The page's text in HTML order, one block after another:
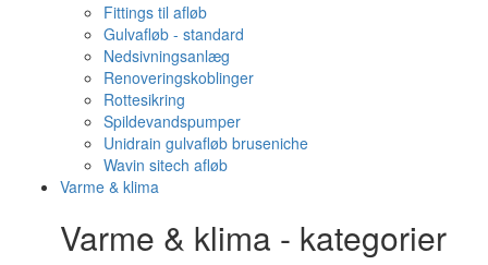
Fittings til afløb
Gulvafløb - standard
Nedsivningsanlæg
Renoveringskoblinger
Rottesikring
Spildevandspumper
Unidrain gulvafløb bruseniche
Wavin sitech afløb
Varme & klima
Varme & klima - kategorier